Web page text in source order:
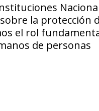
la protección
el rol
de personas